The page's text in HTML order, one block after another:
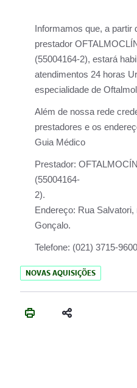
Informamos que, a partir
prestador
(55004164-2), estará
atendimentos 24 horas
especialidade de
Além de nossa rede
prestadores e os
Guia Médico
Prestador:
(55004164-
Endereço: Rua Salvatori,
Gonçalo.
Telefone: (021) 3715-
NOVAS AQUISIÇÕES